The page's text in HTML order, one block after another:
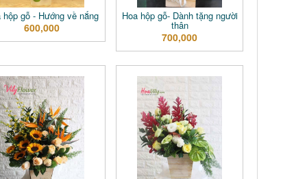
hộp gỗ - Hướng về nắng
600,000
Hoa hộp gỗ- Dành tặng người
thân
700,000